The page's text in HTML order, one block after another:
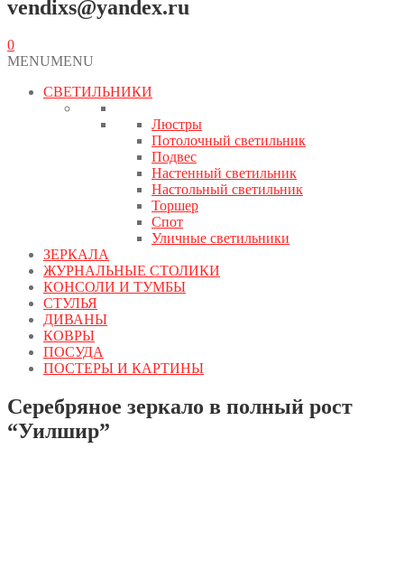
vendixs@yandex.ru
0
MENUMENU
СВЕТИЛЬНИКИ
Люстры
Потолочный светильник
Подвес
Настенный светильник
Настольный светильник
Торшер
Спот
Уличные светильники
ЗЕРКАЛА
ЖУРНАЛЬНЫЕ СТОЛИКИ
КОНСОЛИ И ТУМБЫ
СТУЛЬЯ
ДИВАНЫ
КОВРЫ
ПОСУДА
ПОСТЕРЫ И КАРТИНЫ
Серебряное зеркало в полный рост
“Уилшир”